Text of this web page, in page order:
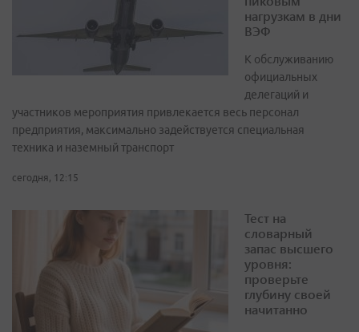
нагрузкам в дни
ВЭФ
К обслуживанию
официальных
делегаций и
участников мероприятия привлекается весь персонал
предприятия, максимально задействуется специальная
техника и наземный транспорт
сегодня, 12:15
Тест на
словарный
запас высшего
уровня:
проверьте
глубину своей
начитанно